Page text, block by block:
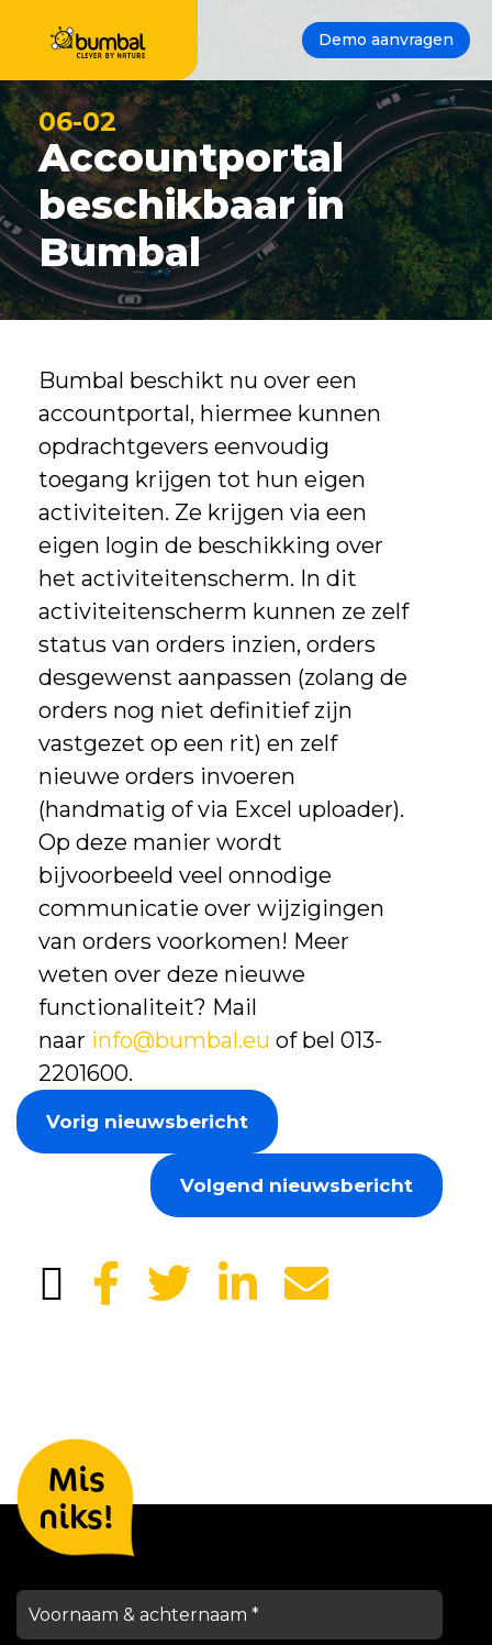
Demo aanvragen
06-02
Accountportal
beschikbaar in
Bumbal
Bumbal beschikt nu over een
accountportal, hiermee kunnen
opdrachtgevers eenvoudig
toegang krijgen tot hun eigen
activiteiten. Ze krijgen via een
eigen login de beschikking over
het activiteitenscherm. In dit
activiteitenscherm kunnen ze zelf
status van orders inzien, orders
desgewenst aanpassen (zolang de
orders nog niet definitief zijn
vastgezet op een rit) en zelf
nieuwe orders invoeren
(handmatig of via Excel uploader).
Op deze manier wordt
bijvoorbeeld veel onnodige
communicatie over wijzigingen
van orders voorkomen! Meer
weten over deze nieuwe
functionaliteit? Mail
naar info@bumbal.eu of bel 013-
2201600.
Vorig nieuwsbericht
Volgend nieuwsbericht
Mis
niks!